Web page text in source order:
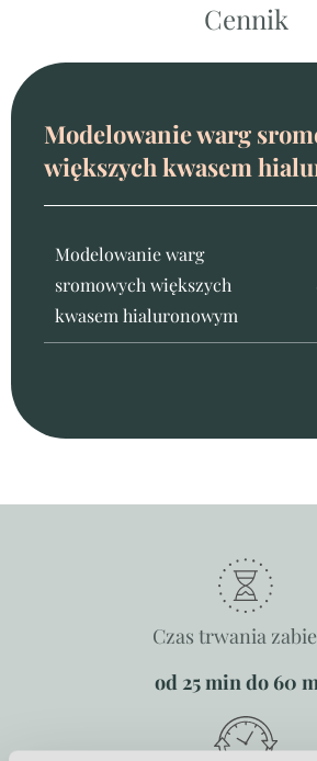
Cennik
Modelowanie warg
większych kwasem
Modelowanie warg
sromowych większych
kwasem hialuronowym
Czas trwania
od 25 min do 60